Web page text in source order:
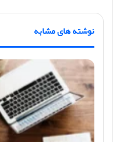
نوشته های مشابه